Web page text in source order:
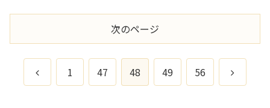
次のページ
前
1 47 48 49 56
次